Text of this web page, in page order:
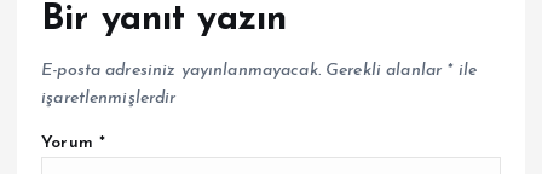
Bir yanıt yazın
E-posta adresiniz yayınlanmayacak. Gerekli alanlar *ile
işaretlenmişlerdir
Yorum *